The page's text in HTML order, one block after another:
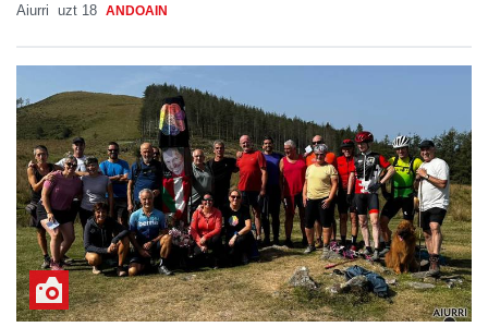
Aiurri uzt 18 ANDOAIN